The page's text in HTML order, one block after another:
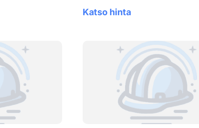
Katso hinta